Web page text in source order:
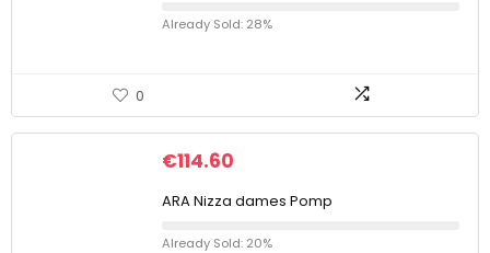
Already Sold: 28%
0
€114.60
ARA Nizza dames Pomp
Already Sold: 20%